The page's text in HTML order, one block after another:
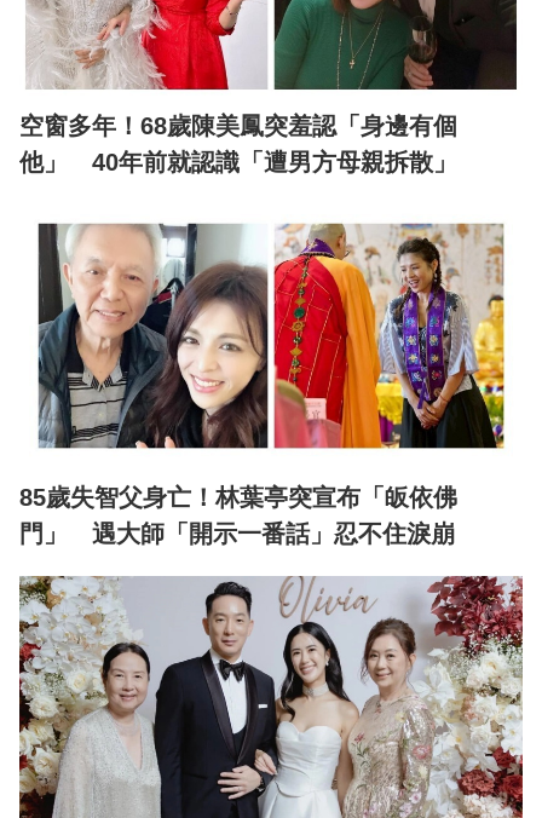
空窗多年！68歲陳美鳳突羞認「身邊有個
他」 40年前就認識「遭男方母親拆散」
85歲失智父身亡！林葉亭突宣布「皈依佛
門」 遇大師「開示一番話」忍不住淚崩